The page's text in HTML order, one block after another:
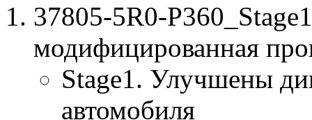
37805-5R0-
модифицированная
Stage1. Улучшены
автомобиля